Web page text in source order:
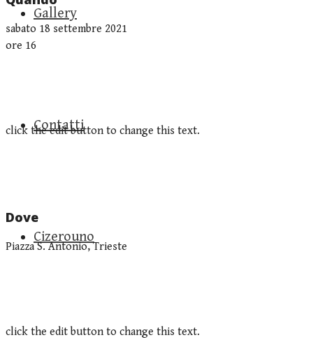
Gallery
Contatti
Cizerouno
sabato 18 settembre 2021
ore 16
click the edit button to change this text.
Dove
Piazza S. Antonio, Trieste
click the edit button to change this text.